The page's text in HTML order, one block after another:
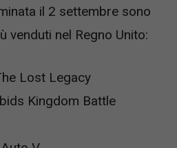
il 2 settembre sono
venduti nel Regno Unito:
Lost Legacy
Kingdom Battle